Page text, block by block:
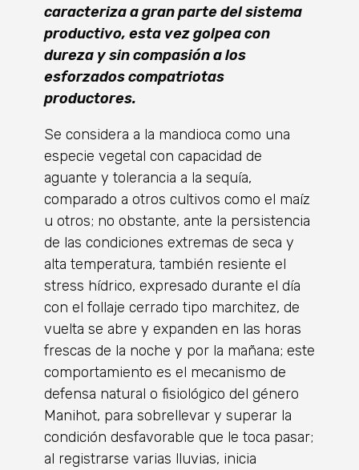
caracteriza a gran parte del sistema
productivo, esta vez golpea con
dureza y sin compasión a los
esforzados compatriotas
productores.
Se considera a la mandioca como una
especie vegetal con capacidad de
aguante y tolerancia a la sequía,
comparado a otros cultivos como el maíz
u otros; no obstante, ante la persistencia
de las condiciones extremas de seca y
alta temperatura, también resiente el
stress hídrico, expresado durante el día
con el follaje cerrado tipo marchitez, de
vuelta se abre y expanden en las horas
frescas de la noche y por la mañana; este
comportamiento es el mecanismo de
defensa natural o fisiológico del género
Manihot, para sobrellevar y superar la
condición desfavorable que le toca pasar;
al registrarse varias lluvias, inicia